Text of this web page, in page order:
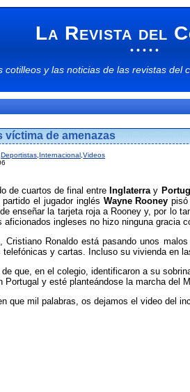
La Revista del
• • • • •
cotilleosy las noticiasde las revistas del
víctima de amenazas
,Deportistas Internacional ,Videos
de cuartos de final entre Inglaterray
el jugador inglés Wayne Rooney pisó
enseñar la tarjeta roja a Rooney y, por lo
aficionados ingleses no hizo ninguna gracia
Cristiano Ronaldo está pasando unos
telefónicas y cartas. Incluso su vivienda en
que, en el colegio, identificaron a su
Portugal y esté planteándose la marcha del
que mil palabras, os dejamos el video del